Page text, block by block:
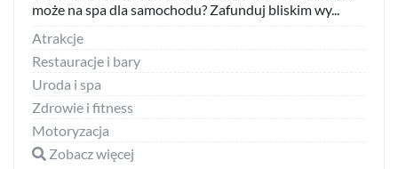
może na spa dla samochodu? Zafunduj bliskim wy...
Atrakcje
Restauracje i bary
Uroda i spa
Zdrowie i fitness
Motoryzacja
Zobacz więcej